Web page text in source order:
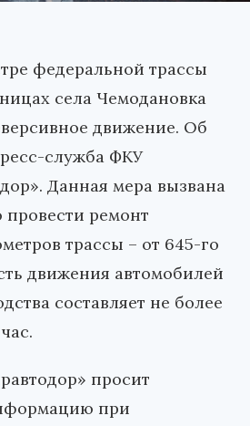
федеральной трассы
села Чемодановка
движение. Об
служба ФКУ
Данная мера вызвана
ремонт
трассы – от 645-го
движения автомобилей
составляет не более
просит
при